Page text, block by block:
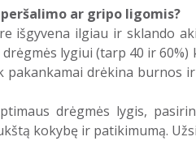
ar gripo ligomis?
išgyvena ilgiau ir sklando
lygiui (tarp 40 ir
pakankamai drėkina
drėgmės lygis,
kokybę ir patikimumą.